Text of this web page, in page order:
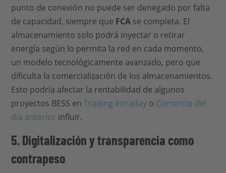
punto de conexión no puede ser denegado por falta
de capacidad, siempre que FCA se completa. El
almacenamiento solo podrá inyectar o retirar
energía según lo permita la red en cada momento,
un modelo tecnológicamente avanzado, pero que
dificulta la comercialización de los almacenamientos.
Esto podría afectar la rentabilidad de algunos
proyectos BESS enTrading Intraday o Comercio del
día anterior influir.
5. Digitalización y transparencia como
contrapeso